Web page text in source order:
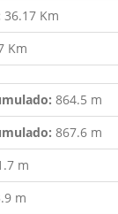
36.17 Km
Km
864.5 m
867.6 m
m
m